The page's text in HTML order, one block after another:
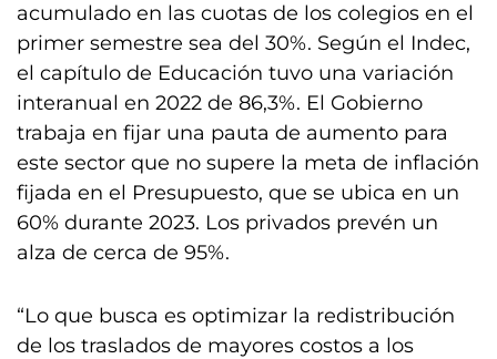
acumulado en las cuotas de los colegios en el
primer semestre sea del 30%. Según el Indec,
el capítulo de Educación tuvo una variación
interanual en 2022 de 86,3%. El Gobierno
trabaja en fijar una pauta de aumento para
este sector que no supere la meta de inflación
fijada en el Presupuesto, que se ubica en un
60% durante 2023. Los privados prevén un
alza de cerca de 95%.
“Lo que busca es optimizar la redistribución
de los traslados de mayores costos a los